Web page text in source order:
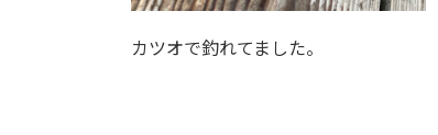
カツオで釣れてました。